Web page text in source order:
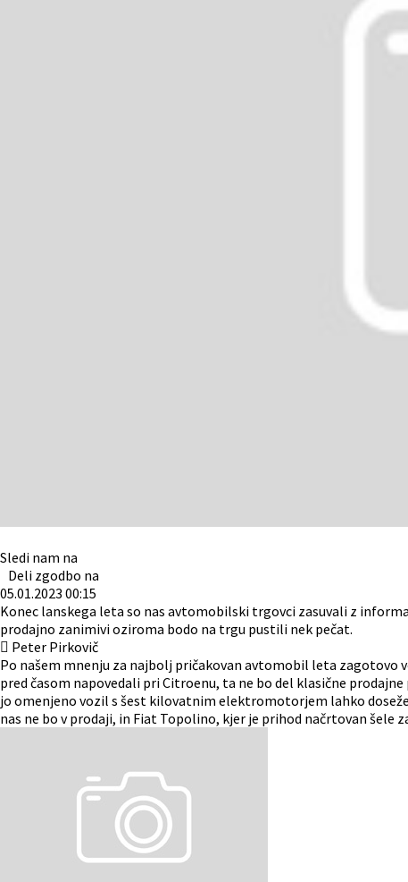
Sledi nam na
Deli zgodbo na
05.01.2023 00:15
Konec lanskega leta so nas avtomobilski trgovci zasuvali z
prodajno zanimivi oziroma bodo na trgu pustili nek pečat.
Peter Pirkovič
Po našem mnenju za najbolj pričakovan avtomobil leta zagotovo
pred časom napovedali pri Citroenu, ta ne bo del klasične
jo omenjeno vozil s šest kilovatnim elektromotorjem lahko
nas ne bo v prodaji, in Fiat Topolino, kjer je prihod načrtovan šele